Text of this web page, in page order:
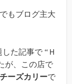
もブログ主大
した記事で “Ｈ
が、この店で
ーズカリーで